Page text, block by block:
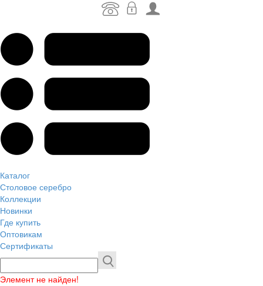
Каталог
Столовое серебро
Коллекции
Новинки
Где купить
Оптовикам
Сертификаты
Элемент не найден!